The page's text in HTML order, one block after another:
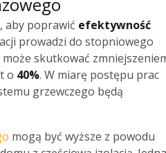
aby poprawić efektywność
prowadzi do stopniowego
skutkować
o 40%. W miarę postępu prac
grzewczego będą
mogą być wyższe z powodu